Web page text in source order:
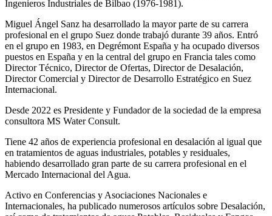
Ingenieros Industriales de Bilbao (1976-1981).
Miguel Ángel Sanz ha desarrollado la mayor parte de su carrera
profesional en el grupo Suez donde trabajó durante 39 años. Entró
en el grupo en 1983, en Degrémont España y ha ocupado diversos
puestos en España y en la central del grupo en Francia tales como
Director Técnico, Director de Ofertas, Director de Desalación,
Director Comercial y Director de Desarrollo Estratégico en Suez
Internacional.
Desde 2022 es Presidente y Fundador de la sociedad de la empresa
consultora MS Water Consult.
Tiene 42 años de experiencia profesional en desalación al igual que
en tratamientos de aguas industriales, potables y residuales,
habiendo desarrollado gran parte de su carrera profesional en el
Mercado Internacional del Agua.
Activo en Conferencias y Asociaciones Nacionales e
Internacionales, ha publicado numerosos artículos sobre Desalación,